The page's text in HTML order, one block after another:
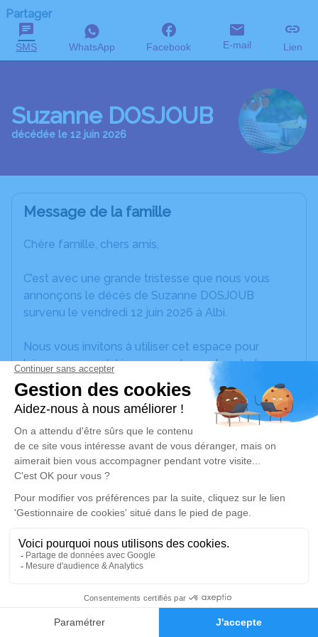
Faire-part Hommages
Partager
SMS WhatsApp Facebook E-mail Lien
Suzanne DOSJOUB
décédée le 12 juin 2026
Message de la famille
Chère famille, chers amis,
C’est avec une grande tristesse que nous vous
annonçons le décès de Suzanne DOSJOUB
survenu le vendredi 12 juin 2026 à Albi.
Nous vous invitons à utiliser cet espace pour
laisser vos condoléances, partager des photos
souvenirs, une anecdote ou exprimer vos pensées
à travers des poèmes ou des textes. Cet endroit
est un lieu d'expression dédié à honorer la
mémoire de Suzanne DOSJOUB.
Un service de plantation d’arbre hommage est
disponible ici.
Cérémonie
Pfpa - Crématorium d'Albi
16 Route de Millau